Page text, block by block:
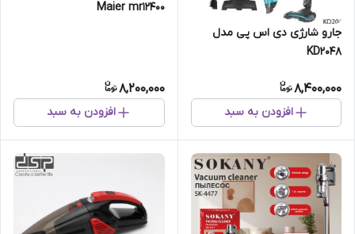
جارو شارژی دی اس پی مدل
KD2048
8,400,000
افزودن به سبد
Maier mr12400
8,200,000
افزودن به سبد